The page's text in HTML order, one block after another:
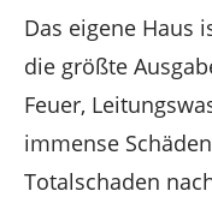
Das eigene Haus
die größte
Feuer,
immense
Totalschaden